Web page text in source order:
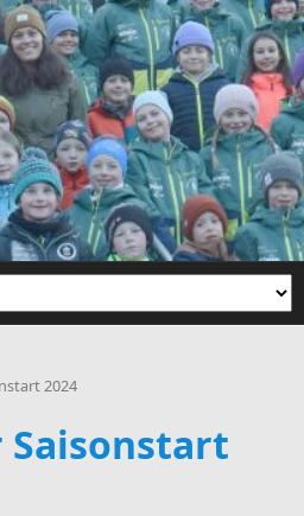
2024